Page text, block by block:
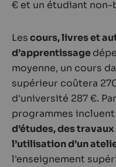
€ et un étudiant non-
Lescours, livres et
d’apprentissage
moyenne, un cours
supérieur coûtera
d'université 287 €.
programmes incluent
d’études, des
l’utilisation d’un
l'enseignement